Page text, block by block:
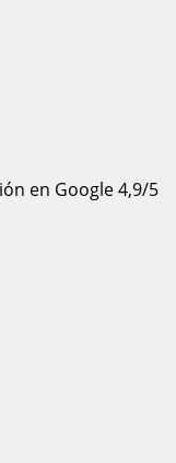
en Google 4,9/5